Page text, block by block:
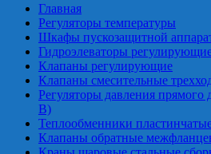
Главная
Регуляторы температуры
Шкафы пускозащитной
Гидроэлеваторы
Клапаны регулирующие
Клапаны смесительные
Регуляторы давления
В)
Теплообменники
Клапаны обратные